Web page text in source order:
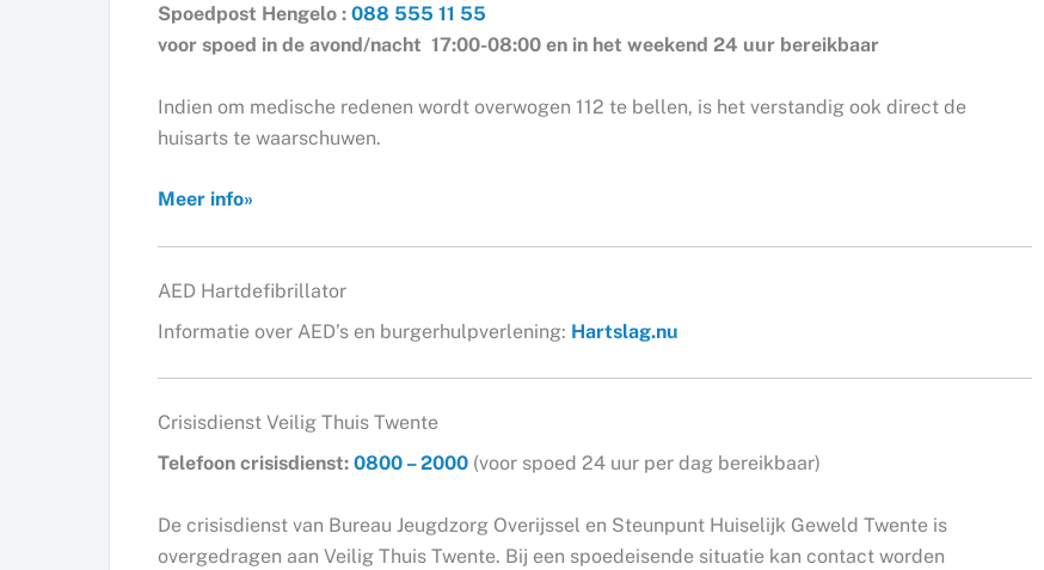
Spoedpost Hengelo : 088 555 11 55
voor spoed in de avond/nacht 17:00-08:00 en in het weekend 24 uur bereikbaar
Indien om medische redenen wordt overwogen 112 te bellen, is het verstandig ook direct de
huisarts te waarschuwen.
Meer info»
AED Hartdefibrillator
Informatie over AED’s en burgerhulpverlening: Hartslag.nu
Crisisdienst Veilig Thuis Twente
Telefoon crisisdienst: 0800 – 2000 (voor spoed 24 uur per dag bereikbaar)
De crisisdienst van Bureau Jeugdzorg Overijssel en Steunpunt Huiselijk Geweld Twente is
overgedragen aan Veilig Thuis Twente. Bij een spoedeisende situatie kan contact worden